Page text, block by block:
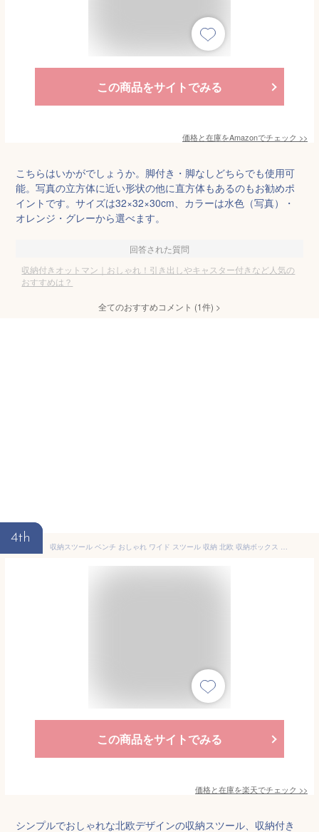
この商品をサイトでみる
価格と在庫をAmazonでチェック >>
こちらはいかがでしょうか。脚付き・脚なしどちらでも使用可
能。写真の立方体に近い形状の他に直方体もあるのもお勧めポ
イントです。サイズは32×32×30cm、カラーは水色（写真）・
オレンジ・グレーから選べます。
回答された質問
収納付きオットマン｜おしゃれ！引き出しやキャスター付きなど人気の
おすすめは？
全てのおすすめコメント (1件) >
4th
収納スツール ベンチ おしゃれ ワイド スツール 収納 北欧 収納ボックス フタ付き キャスター付き オットマン ボックススツール 足置き台 クッション
この商品をサイトでみる
価格と在庫を楽天でチェック >>
シンプルでおしゃれな北欧デザインの収納スツール、収納付き